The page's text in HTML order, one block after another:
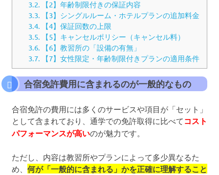
3.2.
【2】年齢制限付きの保証内容
3.3.
【3】シングルルーム・ホテルプランの追加料金
3.4.
【4】保証回数の上限
3.5.
【5】キャンセルポリシー（キャンセル料）
3.6.
【6】教習所の「設備の有無」
3.7.
【7】女性限定・年齢制限付きプランの適用条件
合宿免許費用に含まれるのが一般的なもの
合宿免許の費用には多くのサービスや項目が「セット」
として含まれており、通学での免許取得に比べて コスト
パフォーマンスが高いのが魅力です。
ただし、内容は教習所やプランによって多少異なるた
め、 何が「一般的に含まれる」かを正確に理解すること